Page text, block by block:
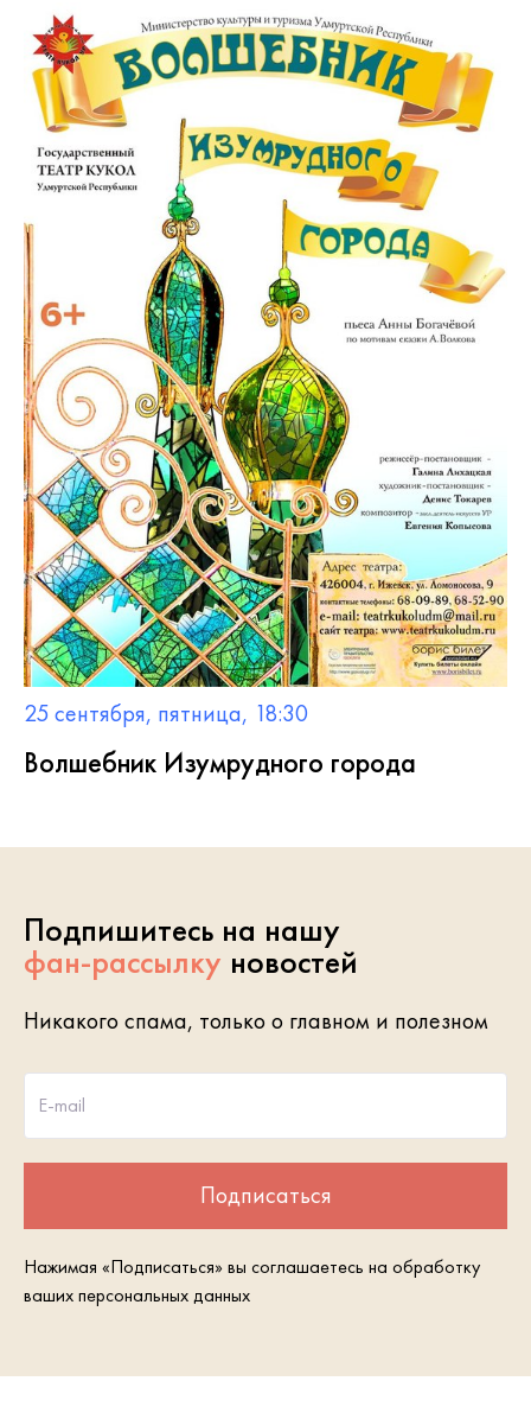
25 сентября, пятница, 18:30
Волшебник Изумрудного города
Подпишитесь на нашу
фан-рассылку новостей
Никакого спама, только о главном и полезном
E-mail
Подписаться
Нажимая «Подписаться» вы соглашаетесь на обработку
ваших персональных данных